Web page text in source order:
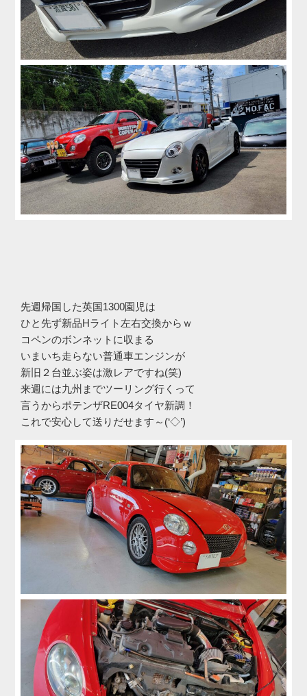
先週帰国した英国1300園児は
ひと先ず新品Hライト左右交換からｗ
コペンのボンネットに収まる
いまいち走らない普通車エンジンが
新旧２台並ぶ姿は激レアですね(笑)
来週には九州までツーリング行くって
言うからポテンザRE004タイヤ新調！
これで安心して送りだせます～(‘◇’)ゞ